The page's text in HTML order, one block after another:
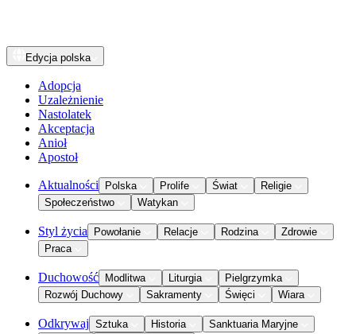
Edycja polska
Adopcja
Uzależnienie
Nastolatek
Akceptacja
Anioł
Apostoł
Aktualności Polska Prolife Świat
Religie
Społeczeństwo
Watykan
Styl życia Powołanie Relacje Rodzina
Zdrowie
Praca
Duchowość Modlitwa Liturgia
Pielgrzymka
Rozwój Duchowy
Sakramenty Święci Wiara
Odkrywaj Sztuka Historia
Sanktuaria Maryjne